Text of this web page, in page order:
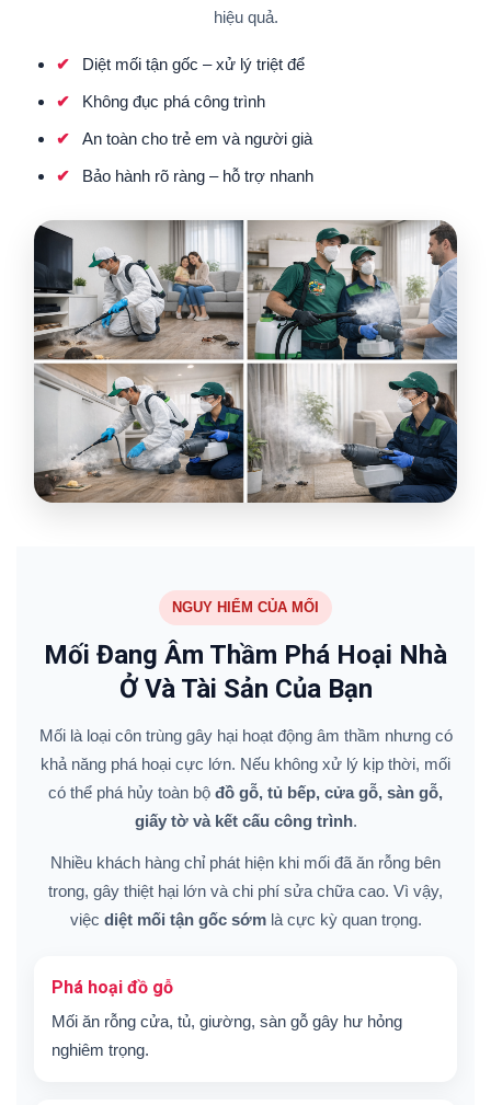
hiệu quả.
Diệt mối tận gốc – xử lý triệt để
Không đục phá công trình
An toàn cho trẻ em và người già
Bảo hành rõ ràng – hỗ trợ nhanh
NGUY HIỂM CỦA MỐI
Mối Đang Âm Thầm Phá Hoại Nhà
Ở Và Tài Sản Của Bạn
Mối là loại côn trùng gây hại hoạt động âm thầm nhưng có
khả năng phá hoại cực lớn. Nếu không xử lý kịp thời, mối
có thể phá hủy toàn bộ đồ gỗ, tủ bếp, cửa gỗ, sàn gỗ,
giấy tờ và kết cấu công trình.
Nhiều khách hàng chỉ phát hiện khi mối đã ăn rỗng bên
trong, gây thiệt hại lớn và chi phí sửa chữa cao. Vì vậy,
việc diệt mối tận gốc sớmlà cực kỳ quan trọng.
Phá hoại đồ gỗ
Mối ăn rỗng cửa, tủ, giường, sàn gỗ gây hư hỏng
nghiêm trọng.